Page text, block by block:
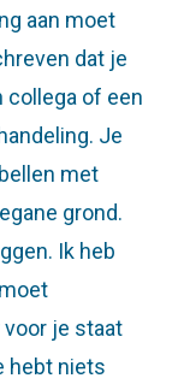
aan moet
dat je
collega of een
Je
met
grond.
Ik heb
je staat
hebt niets